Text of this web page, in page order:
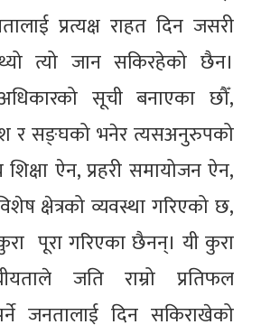
प्रत्यक्ष राहत दिन जसरी
त्यो जान सकिरहेको छैन।
सूची बनाएका छौँ,
र सङ्घको भनेर त्यसअनुरुपको
ऐन, प्रहरी समायोजन ऐन,
क्षेत्रको व्यवस्था गरिएको छ,
पूरा गरिएका छैनन्। यी कुरा
जति राम्रो प्रतिफल
जनतालाई दिन सकिराखेको